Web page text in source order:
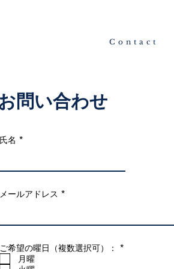
Contact
問い合わせ
氏名
メールアドレス
ご希望の曜日（複数選択可）： *
月曜